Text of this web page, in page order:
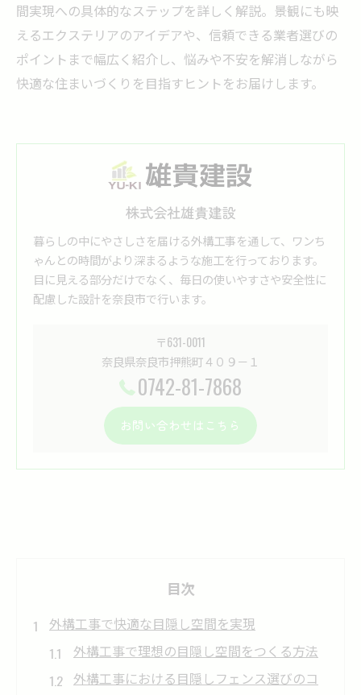
間実現への具体的なステップを詳しく解説。景観にも映
えるエクステリアのアイデアや、信頼できる業者選びの
ポイントまで幅広く紹介し、悩みや不安を解消しながら
快適な住まいづくりを目指すヒントをお届けします。
株式会社雄貴建設
暮らしの中にやさしさを届ける外構工事を通して、ワンち
ゃんとの時間がより深まるような施工を行っております。
目に見える部分だけでなく、毎日の使いやすさや安全性に
配慮した設計を奈良市で行います。
〒631-0011
奈良県奈良市押熊町４０９－１
0742-81-7868
お問い合わせはこちら
目次
外構工事で快適な目隠し空間を実現
外構工事で理想の目隠し空間をつくる方法
外構工事における目隠しフェンス選びのコ